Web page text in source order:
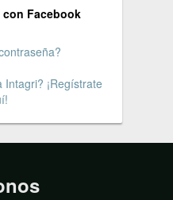
Facebook
¡Regístrate